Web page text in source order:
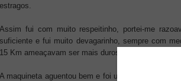
estragos.
Assim fui com muito respeitinho, portei-me
suficiente e fui muito devagarinho, sempre com
15 Km ameaçavam ser mais duros no regresso...
A maquineta aguentou bem e foi uma prova calma,